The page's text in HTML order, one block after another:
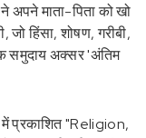
अपने माता-पिता को खो
जो हिंसा, शोषण, गरीबी,
समुदाय अक्सर 'अंतिम
प्रकाशित "Religion,